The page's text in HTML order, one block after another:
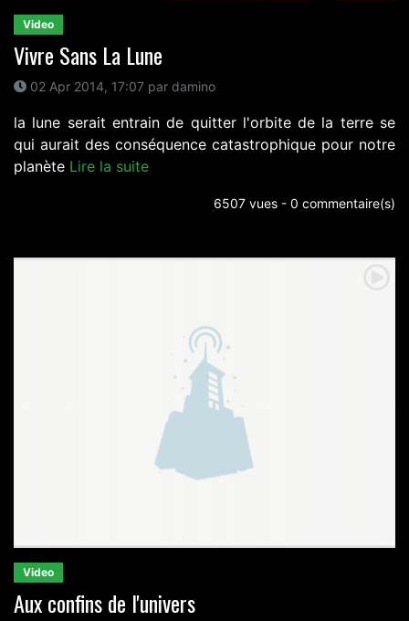
Video
Vivre Sans La Lune
02 Apr 2014, 17:07 par damino
la lune serait entrain de quitter l'orbite de la terre se
qui aurait des conséquence catastrophique pour notre
planète Lire la suite
6507 vues - 0 commentaire(s)
Video
Aux confins de l'univers